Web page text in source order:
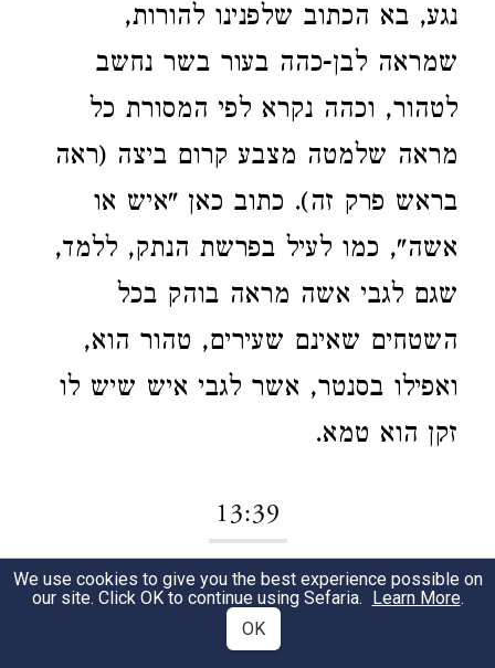
נגע, בא הכתוב שלפנינו להורות,
שמראה לבן-כהה בעור בשר נחשב
לטהור, וכהה נקרא לפי המסורת כל
מראה שלמטה מצבע קרום ביצה (ראה
בראש פרק זה). כתוב כאן "איש או
אשה", כמו לעיל בפרשת הנתק, ללמד,
שגם לגבי אשה מראה בוהק בכל
השטחים שאינם שעירים, טהור הוא,
ואפילו בסנטר, אשר לגבי איש שיש לו
זקן הוא טמא.
13:39
1 "בהק",מלשון בהק - מבריק, מאיר
(השוה "מובהק" שבתלמוד), שטח
We use cookies to give you the best experience possible on
our site. Click OK to continue using Sefaria. Learn More.
OK